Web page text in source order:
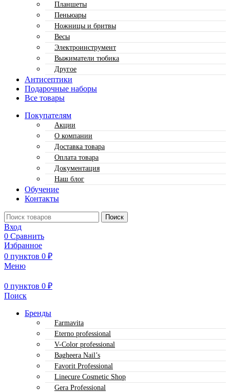
Планшеты
Пеньюары
Ножницы и бритвы
Весы
Электроинструмент
Выжиматели тюбика
Другое
Антисептики
Подарочные наборы
Все товары
Покупателям
Акции
О компании
Доставка товара
Оплата товара
Документация
Наш блог
Обучение
Контакты
Поиск
Вход
0 Сравнить
Избранное
0 пунктов 0 ₽
Меню
0 пунктов 0 ₽
Поиск
Бренды
Farmavita
Eterno professional
V-Color professional
Bagheera Nail’s
Favorit Professional
Linecure Cosmetic Shop
Gera Professional